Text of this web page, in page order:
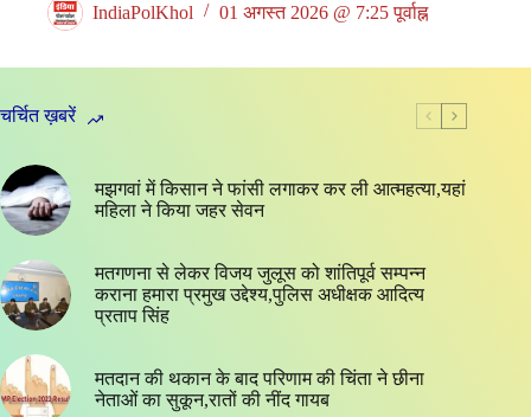
IndiaPolKhol 01 अगस्त 2026 @ 7:25 पूर्वाह्न
चर्चित ख़बरें
मझगवां में किसान ने फांसी लगाकर कर ली आत्महत्या,यहां
महिला ने किया जहर सेवन
मतगणना से लेकर विजय जुलूस को शांतिपूर्व सम्पन्न
कराना हमारा प्रमुख उद्देश्य,पुलिस अधीक्षक आदित्य
प्रताप सिंह
मतदान की थकान के बाद परिणाम की चिंता ने छीना
नेताओं का सुकून,रातों की नींद गायब